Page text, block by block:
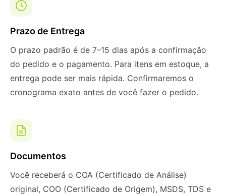
Prazo de Entrega
O prazo padrão é de 7–15 dias após a confirmação
do pedido e o pagamento. Para itens em estoque, a
entrega pode ser mais rápida. Confirmaremos o
cronograma exato antes de você fazer o pedido.
Documentos
Você receberá o COA (Certificado de Análise)
original, COO (Certificado de Origem), MSDS, TDS e